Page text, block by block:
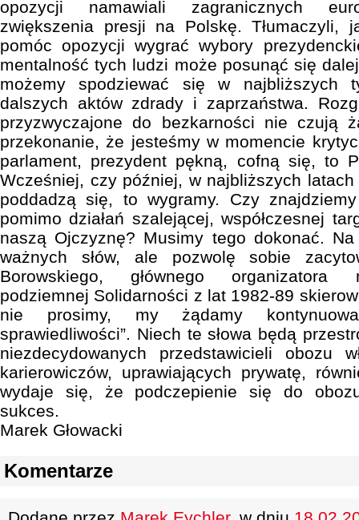
opozycji namawiali zagranicznych
zwiększenia presji na Polskę. Tłumaczyli,
pomóc opozycji wygrać wybory
mentalność tych ludzi może posunąć się
możemy spodziewać się w najbliższych
dalszych aktów zdrady i zaprzaństwa.
przyzwyczajone do bezkarności nie czują
przekonanie, że jesteśmy w momencie
parlament, prezydent pękną, cofną się, to
Wcześniej, czy później, w najbliższych
poddadzą się, to wygramy. Czy
pomimo działań szalejącej, współczesnej
naszą Ojczyznę? Musimy tego dokonać.
ważnych słów, ale pozwolę sobie
Borowskiego, głównego organizatora
podziemnej Solidarności z lat 1982-89
nie prosimy, my żądamy
sprawiedliwości”. Niech te słowa będą
niezdecydowanych przedstawicieli obozu
karierowiczów, uprawiających prywatę,
wydaje się, że podczepienie się do
sukces.
Marek Głowacki
Komentarze